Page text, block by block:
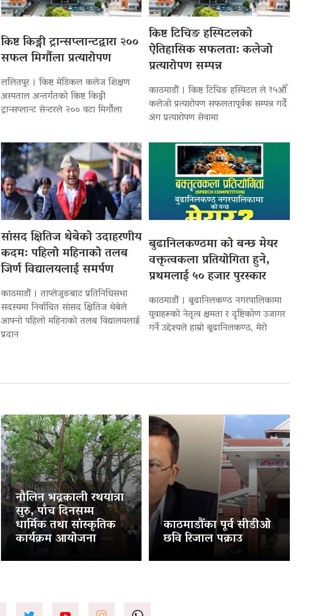
किष्ट किड्नी ट्रान्सप्लान्टद्वारा २००
सफल मिर्गौला प्रत्यारोपण
ललितपुर । किष्ट मेडिकल कलेज शिक्षण
अस्पताल अन्तर्गतको किष्ट किड्नी
ट्रान्सप्लान्ट सेन्टरले २०० वटा मिर्गौला
किष्ट टिचिङ हस्पिटलको
ऐतिहासिक सफलता: कलेजो
प्रत्यारोपण सम्पन्न
काठमाडौं । किष्ट टिचिङ हस्पिटल ले १५औँ
कलेजो प्रत्यारोपण सफलतापूर्वक सम्पन्न गर्दै
अंग प्रत्यारोपण सेवामा
सांसद क्षितिज थेबेको उदाहरणीय
कदम: पहिलो महिनाको तलब
जिर्ण विद्यालयलाई समर्पण
काठमाडौं । ताप्लेजुङबाट प्रतिनिधिसभा
सदस्यमा निर्वाचित सांसद क्षितिज थेबेले
आफ्नो पहिलो महिनाको तलब विद्यालयलाई
प्रदान
बुढानिलकण्ठमा को बन्छ मेयर
वक्तृत्वकला प्रतियोगिता हुने,
प्रथमलाई ५० हजार पुरस्कार
काठमाडौं । बुढानिलकण्ठ नगरपालिकामा
युवाहरूको नेतृत्व क्षमता र दृष्टिकोण उजागर
गर्ने उद्देश्यले हाम्रो बुढानिलकण्ठ, मेरो
नौलिन भद्रकाली रथयात्रा
सुरु, पाँच दिनसम्म
धार्मिक तथा सांस्कृतिक
कार्यक्रम आयोजना
काठमाडौंका पूर्व सीडीओ
छवि रिजाल पक्राउ